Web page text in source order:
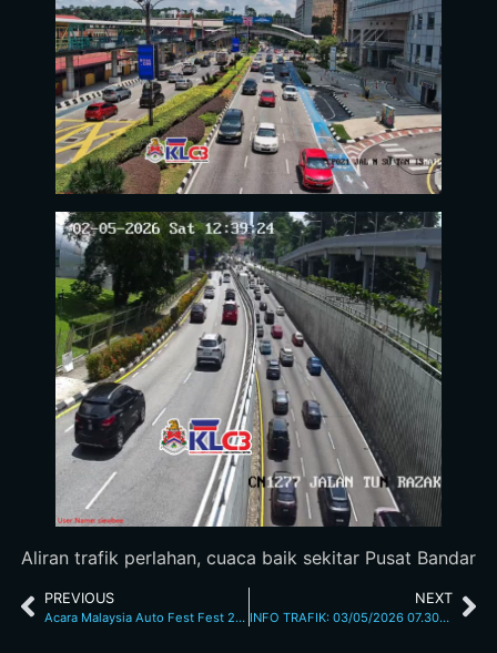
Aliran trafik perlahan, cuaca baik sekitar Pusat Bandar
PREVIOUS
Acara Malaysia Auto Fest Fest 2026 1.5.26 – 3.5.26
NEXT
INFO TRAFIK: 03/05/2026 07.30AM